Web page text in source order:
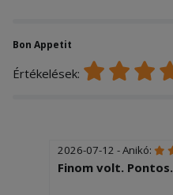
Bon Appetit
Értékelések:
2026-07-12 - Anikó:
Finom volt. Pontos.